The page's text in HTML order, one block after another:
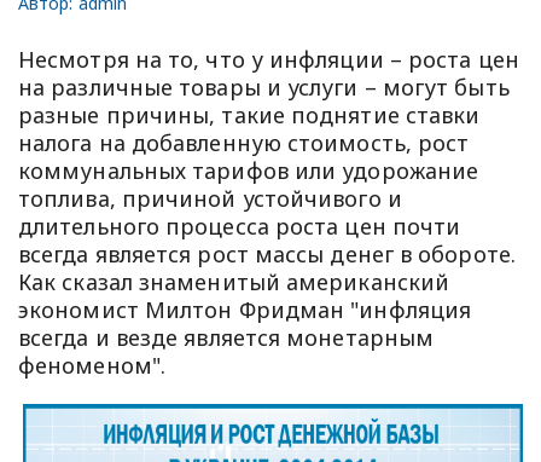
Несмотря на то, что у инфляции – роста цен
на различные товары и услуги – могут быть
разные причины, такие поднятие ставки
налога на добавленную стоимость, рост
коммунальных тарифов или удорожание
топлива, причиной устойчивого и
длительного процесса роста цен почти
всегда является рост массы денег в обороте.
Как сказал знаменитый американский
экономист Милтон Фридман "инфляция
всегда и везде является монетарным
феноменом".